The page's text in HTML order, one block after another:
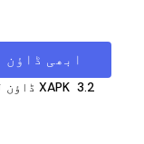
ابھی ڈاؤن
ڈاؤن لوڈ XAPK 3.2